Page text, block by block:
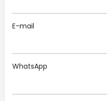
E-mail
WhatsApp